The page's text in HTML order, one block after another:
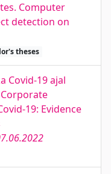
Computer
detection on
theses
Covid-19 ajal
19: Evidence